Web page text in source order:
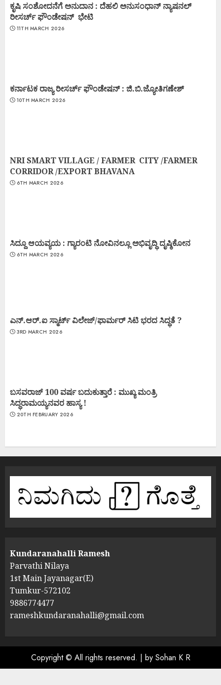
ಕೃಷಿ ಸಂಶೋದನೆಗೆ ಅನುದಾನ : ದೆಹಲಿ ಅನುಸಂಧಾನ್ ನ್ಯಾಷನಲ್
ರೀಸರ್ಚ್ ಫೌಂಡೇಷನ್ ಭೇಟಿ
11TH MARCH 2026
ಕರ್ನಾಟಕ ರಾಜ್ಯ ರೀಸರ್ಚ್ ಫೌಂಡೇಷನ್ : ಜಿ.ಬಿ.ಜ್ಯೋತಿಗಣೇಶ್
10TH MARCH 2026
NRI SMART VILLAGE / FARMER CITY /FARMER
CORRIDOR /EXPORT BHAVANA
6TH MARCH 2026
ಸಿದ್ದೂ ಆಯವ್ಯಯ : ಗ್ಯಾರಂಟಿ ನೋವಿನಲ್ಲೂ ಅಭಿವೃದ್ಧಿ ದೃಷ್ಠಿಕೋನ
6TH MARCH 2026
ಎನ್.ಆರ್.ಐ ಸ್ಮಾರ್ಟ್ ವಿಲೇಜ್/ಫಾರ್ಮರ್ ಸಿಟಿ ಭರದ ಸಿದ್ಧತೆ ?
3RD MARCH 2026
ಬಸವರಾಜ್ 100 ವರ್ಷ ಬದುಕುತ್ತಾರೆ : ಮುಖ್ಯ ಮಂತ್ರಿ
ಸಿದ್ಧರಾಮಯ್ಯನವರ ಹಾಸ್ಯ !
20TH FEBRUARY 2026
Kundaranahalli Ramesh
Parvathi Nilaya
1st Main Jayanagar(E)
Tumkur-572102
9886774477
rameshkundaranahalli@gmail.com
Copyright © All rights reserved. | by Sohan K R